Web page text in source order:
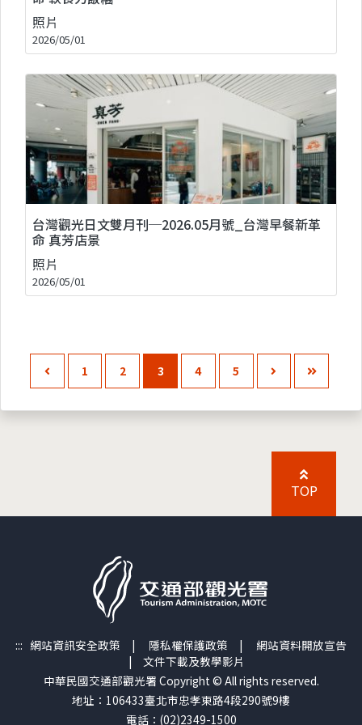
照片
2026/05/01
台灣觀光日文雙月刊─2026.05月號_台灣早餐新革
命 真芳店景
照片
2026/05/01
1 2 3 4 5
TOP
::: 網站資訊安全政策 | 隱私權保護政策 | 網站資料開放宣告
| 文件下載及教學影片
中華民國交通部觀光署 Copyright © All rights reserved.
地址：106433臺北市忠孝東路4段290號9樓
電話：(02)2349-1500